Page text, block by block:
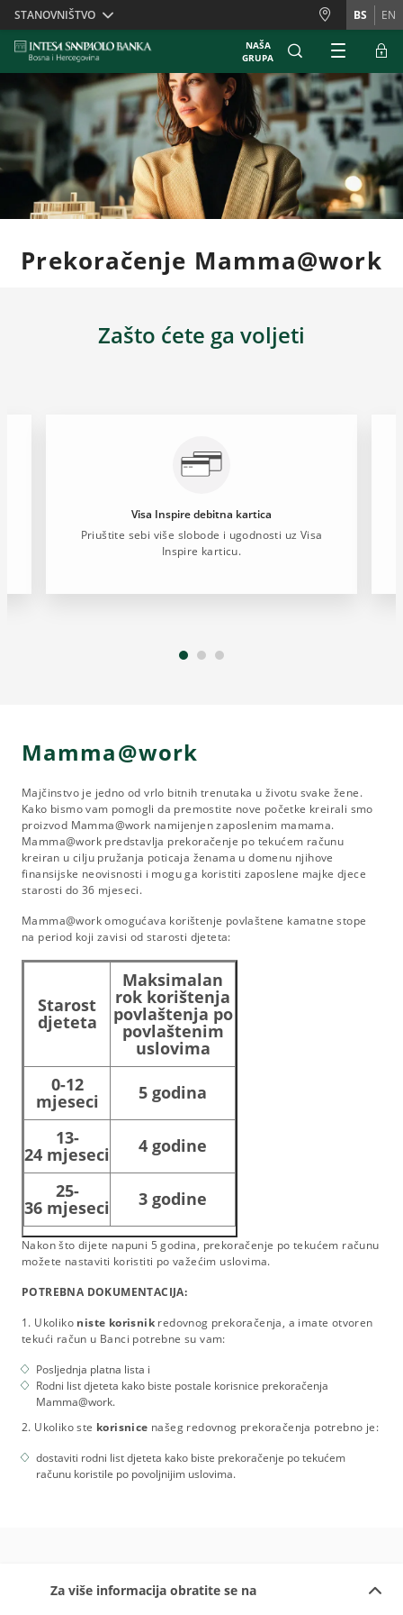
Skiplinks
STANOVNIŠTVO BS EN
NAŠA
GRUPA
Prekoračenje Mamma@work
Zašto ćete ga voljeti
Visa Inspire debitna kartica
Priuštite sebi više slobode i ugodnosti uz Visa
Inspire karticu.
Mamma@work
Majčinstvo je jedno od vrlo bitnih trenutaka u životu svake žene.
Kako bismo vam pomogli da premostite nove početke kreirali smo
proizvod Mamma@work namijenjen zaposlenim mamama.
Mamma@work predstavlja prekoračenje po tekućem računu
kreiran u cilju pružanja poticaja ženama u domenu njihove
finansijske neovisnosti i mogu ga koristiti zaposlene majke djece
starosti do 36 mjeseci.
Mamma@work omogućava korištenje povlaštene kamatne stope
na period koji zavisi od starosti djeteta:
Starost
djeteta
Maksimalan
rok korištenja
povlaštenja po
povlaštenim
uslovima
0-12
mjeseci 5 godina
13-
24 mjeseci 4 godine
25-
36 mjeseci 3 godine
Nakon što dijete napuni 5 godina, prekoračenje po tekućem računu
možete nastaviti koristiti po važećim uslovima.
POTREBNA DOKUMENTACIJA:
1. Ukoliko niste korisnik redovnog prekoračenja, a imate otvoren
tekući račun u Banci potrebne su vam:
Posljednja platna lista i
Rodni list djeteta kako biste postale korisnice prekoračenja
Mamma@work.
2. Ukoliko ste korisnice našeg redovnog prekoračenja potrebno je:
dostaviti rodni list djeteta kako biste prekoračenje po tekućem
računu koristile po povoljnijim uslovima.
Za više informacija obratite se na